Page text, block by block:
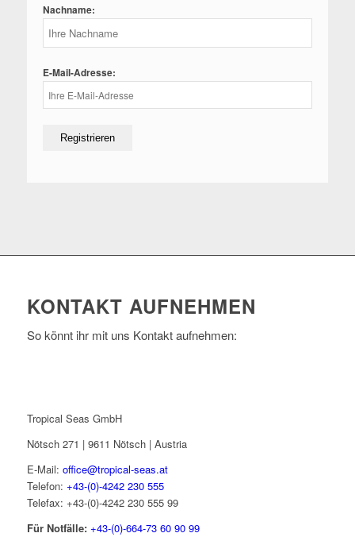
Nachname:
E-Mail-Adresse:
KONTAKT AUFNEHMEN
So könnt ihr mit uns Kontakt aufnehmen:
Tropical Seas GmbH
Nötsch 271 | 9611 Nötsch | Austria
E-Mail: office@tropical-seas.at
Telefon: +43-(0)-4242 230 555
Telefax: +43-(0)-4242 230 555 99
Für Notfälle: +43-(0)-664-73 60 90 99